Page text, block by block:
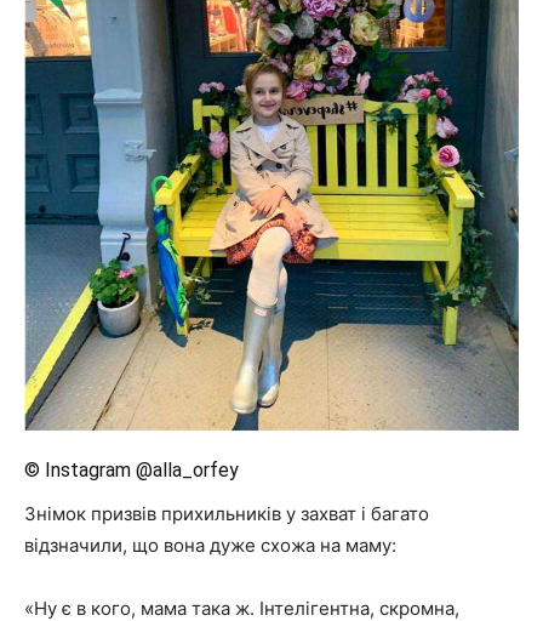
© Instagram @alla_orfey
Знімок призвів прихильників у захват і багато
відзначили, що вона дуже схожа на маму:
«Ну є в кого, мама така ж. Інтелігентна, скромна,